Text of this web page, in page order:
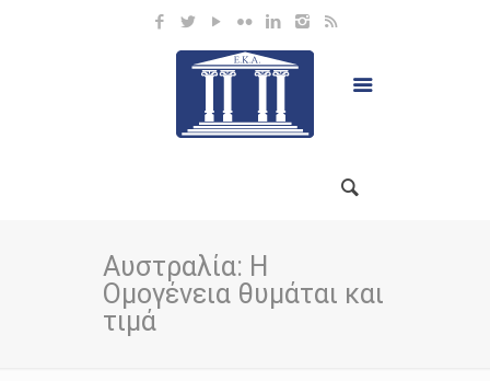
Αυστραλία: Η
Ομογένεια θυμάται και
τιμά